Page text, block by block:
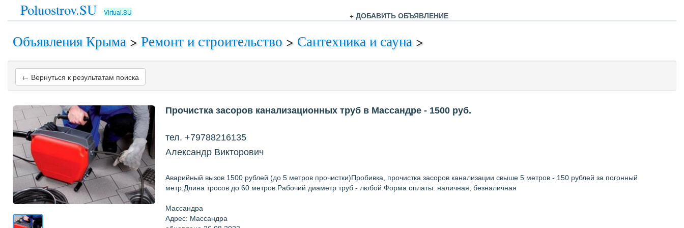
Poluostrov.SU Virtual.SU + ДОБАВИТЬ ОБЪЯВЛЕНИЕ
Объявления Крыма > Ремонт и строительство > Сантехника и сауна >
← Вернуться к результатам поиска
Прочистка засоров канализационных труб в Массандре - 1500 руб.
тел. +79788216135
Александр Викторович
Аварийный вызов 1500 рублей (до 5 метров прочистки)Пробивка, прочистка засоров канализации свыше 5 метров - 150 рублей за погонный
метр;Длина тросов до 60 метров.Рабочий диаметр труб - любой.Форма оплаты: наличная, безналичная
Массандра
Адрес: Массандра